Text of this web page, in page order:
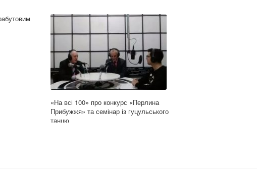
«На всі 100» про конкурс «Перлина
Прибужжя» та семінар із гуцульського
танцю